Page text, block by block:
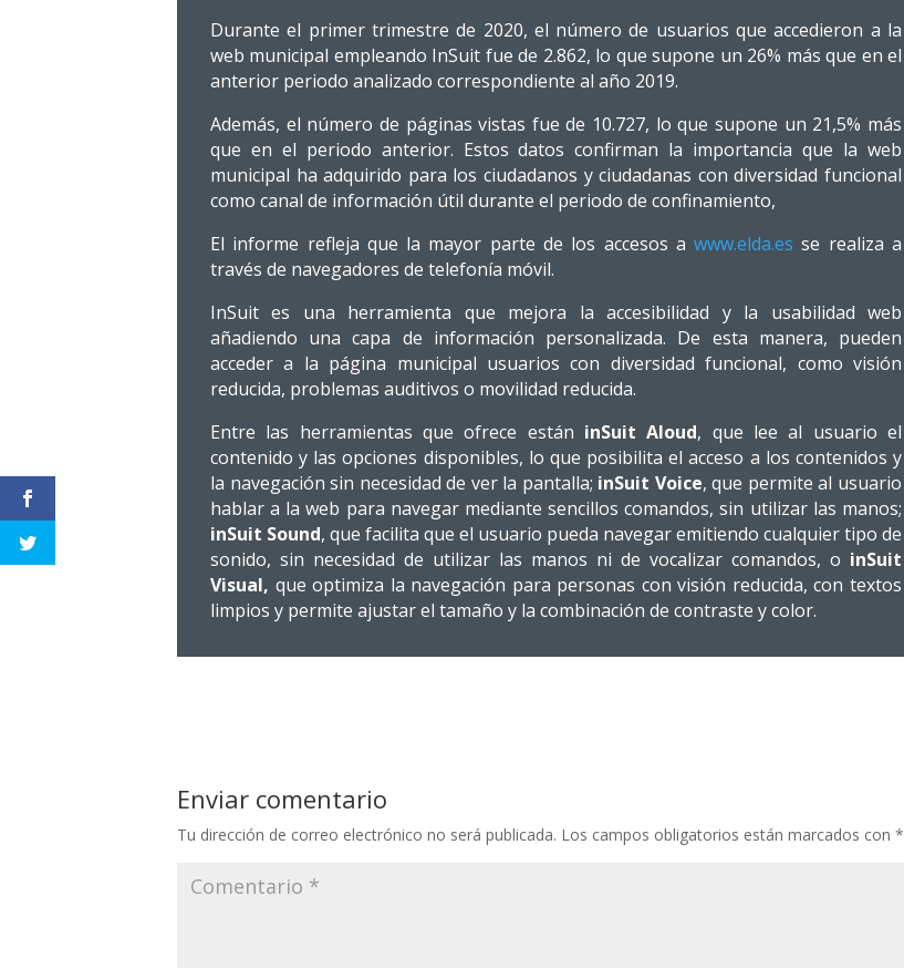
Durante el primer trimestre de 2020, el número de usuarios que accedieron a la
web municipal empleando InSuit fue de 2.862, lo que supone un 26% más que en el
anterior periodo analizado correspondiente al año 2019.
Además, el número de páginas vistas fue de 10.727, lo que supone un 21,5% más
que en el periodo anterior. Estos datos confirman la importancia que la web
municipal ha adquirido para los ciudadanos y ciudadanas con diversidad funcional
como canal de información útil durante el periodo de confinamiento,
El informe refleja que la mayor parte de los accesos awww.elda.es se realiza a
través de navegadores de telefonía móvil.
InSuit es una herramienta que mejora la accesibilidad y la usabilidad web
añadiendo una capa de información personalizada. De esta manera, pueden
acceder a la página municipal usuarios con diversidad funcional, como visión
reducida, problemas auditivos o movilidad reducida.
Entre las herramientas que ofrece están inSuit Aloud, que lee al usuario el
contenido y las opciones disponibles, lo que posibilita el acceso a los contenidos y
la navegación sin necesidad de ver la pantalla; inSuit Voice, que permite al usuario
hablar a la web para navegar mediante sencillos comandos, sin utilizar las manos;
inSuit Sound, que facilita que el usuario pueda navegar emitiendo cualquier tipo de
sonido, sin necesidad de utilizar las manos ni de vocalizar comandos, o inSuit
Visual, que optimiza la navegación para personas con visión reducida, con textos
limpios y permite ajustar el tamaño y la combinación de contraste y color.
Enviar comentario
Tu dirección de correo electrónico no será publicada. Los campos obligatorios están marcados con *